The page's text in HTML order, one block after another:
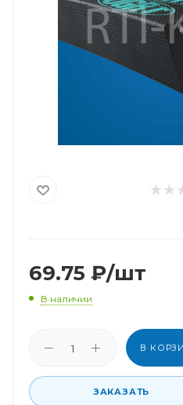
69.75 ₽/шт
В наличии
В
ЗАКАЗАТЬ